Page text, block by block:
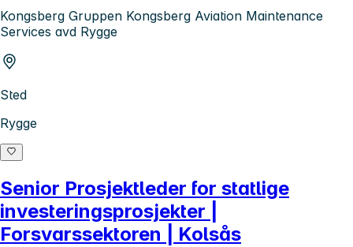
Kongsberg Gruppen Kongsberg Aviation Maintenance
Services avd Rygge
Sted
Rygge
Senior Prosjektleder for statlige
investeringsprosjekter |
Forsvarssektoren | Kolsås